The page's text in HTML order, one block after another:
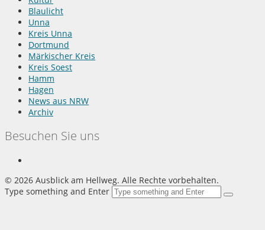
Blaulicht
Unna
Kreis Unna
Dortmund
Märkischer Kreis
Kreis Soest
Hamm
Hagen
News aus NRW
Archiv
Besuchen Sie uns
© 2026 Ausblick am Hellweg. Alle Rechte vorbehalten.
Type something and Enter